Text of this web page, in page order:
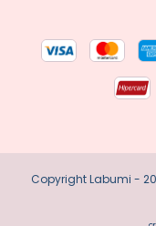
Copyright Labumi -